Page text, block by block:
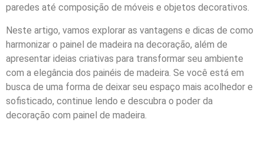
paredes até composição de móveis e objetos decorativos.
Neste artigo, vamos explorar as vantagens e dicas de como
harmonizar o painel de madeira na decoração, além de
apresentar ideias criativas para transformar seu ambiente
com a elegância dos painéis de madeira. Se você está em
busca de uma forma de deixar seu espaço mais acolhedor e
sofisticado, continue lendo e descubra o poder da
decoração com painel de madeira.